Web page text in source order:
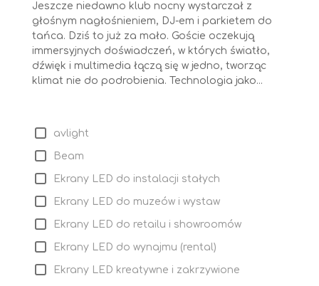
Jeszcze niedawno klub nocny wystarczał z
głośnym nagłośnieniem, DJ-em i parkietem do
tańca. Dziś to już za mało. Goście oczekują
immersyjnych doświadczeń, w których światło,
dźwięk i multimedia łączą się w jedno, tworząc
klimat nie do podrobienia. Technologia jako...
avlight
Beam
Ekrany LED do instalacji stałych
Ekrany LED do muzeów i wystaw
Ekrany LED do retailu i showroomów
Ekrany LED do wynajmu (rental)
Ekrany LED kreatywne i zakrzywione